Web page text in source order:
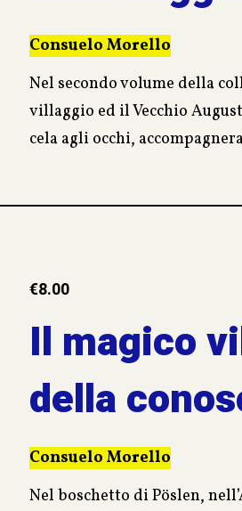
Consuelo Morello
Nel secondo volume della
villaggio ed il Vecchio
cela agli occhi,
Il magico
della
€8.00
Consuelo Morello
Nel boschetto di Pöslen,